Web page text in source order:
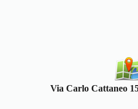
Via Carlo Cattaneo